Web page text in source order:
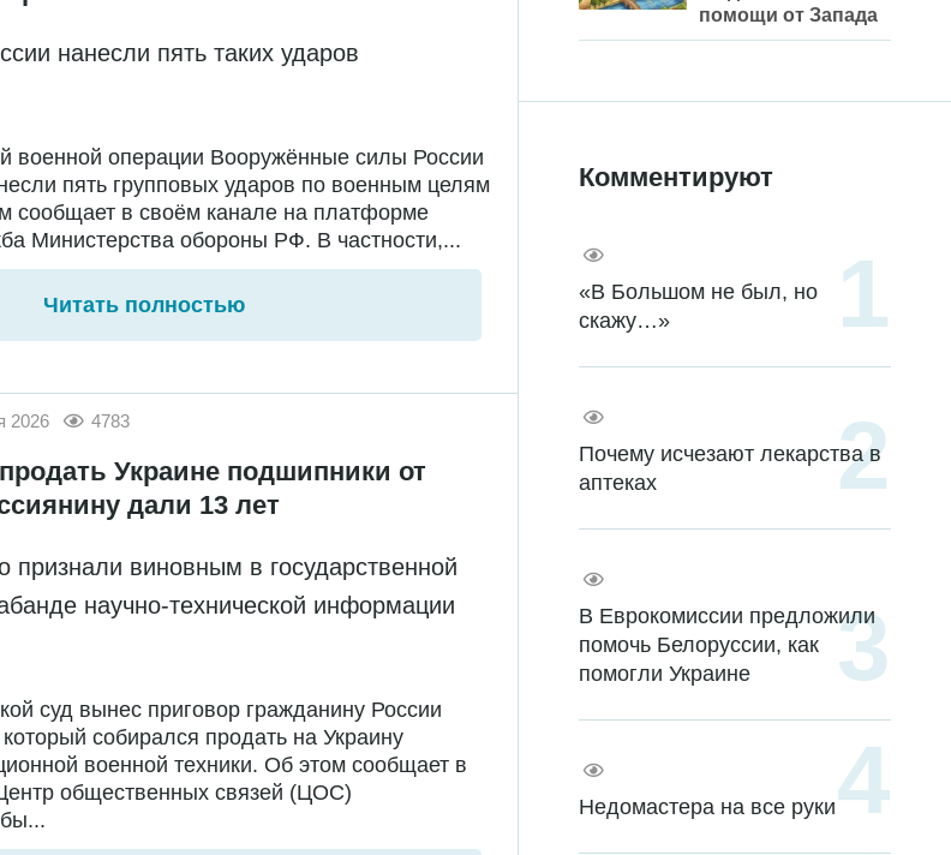
нанесли пять таких ударов
военной операции Вооружённые силы России
пять групповых ударов по военным целям
сообщает в своём канале на платформе
Министерства обороны РФ. В частности,...
Читать полностью
2026 4783
Украине подшипники от
дали 13 лет
признали виновным в государственной
научно-технической информации
суд вынес приговор гражданину России
собирался продать на Украину
военной техники. Об этом сообщает в
общественных связей (ЦОС)
помощи от Запада
Комментируют
«В Большом не был, но
скажу…»
Почему исчезают лекарства в
аптеках
В Еврокомиссии предложили
помочь Белоруссии, как
помогли Украине
Недомастера на все руки